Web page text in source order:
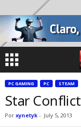
PC GAMING PC STEAM
Star Conflict
Por xynetyk - July 5, 2013